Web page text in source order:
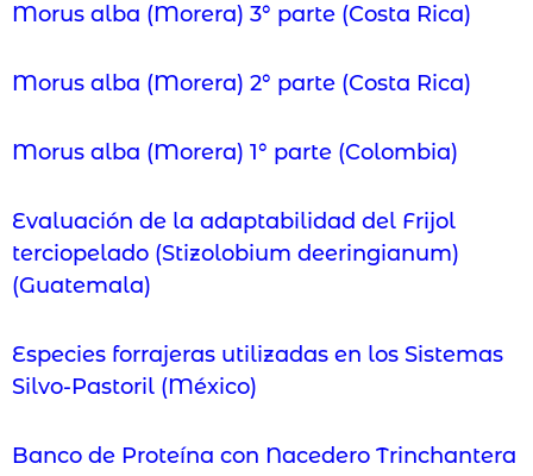
Morus alba (Morera) 3° parte (Costa Rica)
Morus alba (Morera) 2° parte (Costa Rica)
Morus alba (Morera) 1° parte (Colombia)
Evaluación de la adaptabilidad del Frijol
terciopelado (Stizolobium deeringianum)
(Guatemala)
Especies forrajeras utilizadas en los Sistemas
Silvo-Pastoril (México)
Banco de Proteína con Nacedero Trinchantera